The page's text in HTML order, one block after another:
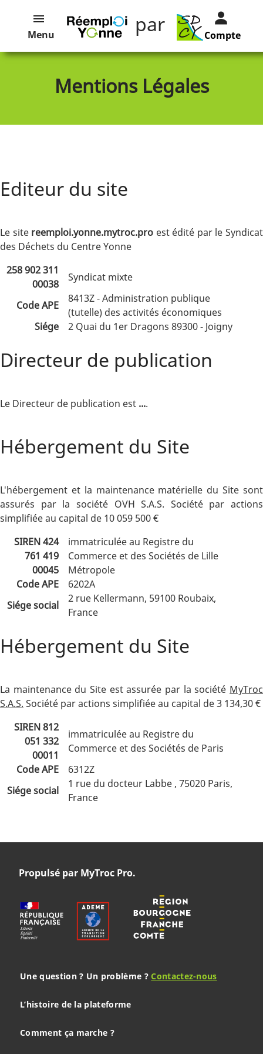
Menu par Compte
Mentions Légales
Editeur du site
Le site reemploi.yonne.mytroc.pro est édité par le Syndicat
des Déchets du Centre Yonne
258 902 311
00038
Syndicat mixte
Code APE
8413Z - Administration publique
(tutelle) des activités économiques
Siége
2 Quai du 1er Dragons 89300 - Joigny
Directeur de publication
Le Directeur de publication est ....
Hébergement du Site
L'hébergement et la maintenance matérielle du Site sont
assurés par la société OVH S.A.S. Société par actions
simplifiée au capital de 10 059 500 €
SIREN 424
761 419
00045
immatriculée au Registre du
Commerce et des Sociétés de Lille
Métropole
Code APE
6202A
Siége social
2 rue Kellermann, 59100 Roubaix,
France
Hébergement du Site
La maintenance du Site est assurée par la société MyTroc
S.A.S. Société par actions simplifiée au capital de 3 134,30 €
SIREN 812
051 332
00011
immatriculée au Registre du
Commerce et des Sociétés de Paris
Code APE
6312Z
Siége social
1 rue du docteur Labbe , 75020 Paris,
France
Propulsé par MyTroc Pro.
Une question ? Un problème ?Contactez-nous
L’histoire de la plateforme
Comment ça marche ?